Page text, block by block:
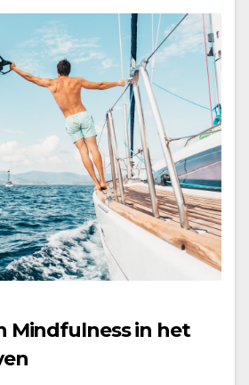
Mindfulness in het